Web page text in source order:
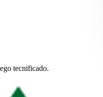
tecnificado.